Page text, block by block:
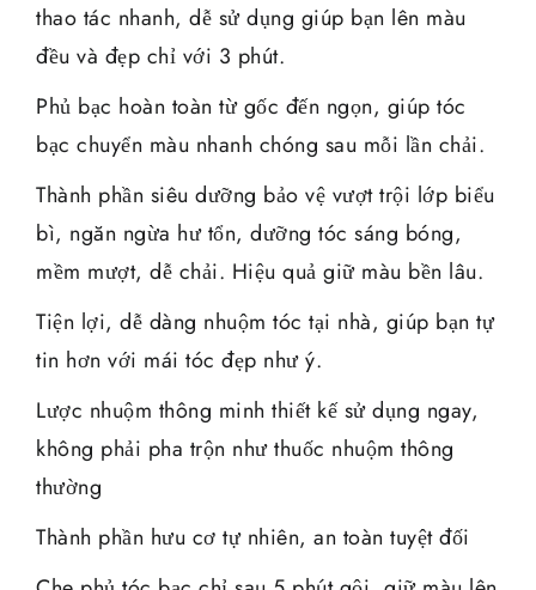
thao tác nhanh, dễ sử dụng giúp bạn lên màu
đều và đẹp chỉ với 3 phút.
Phủ bạc hoàn toàn từ gốc đến ngọn, giúp tóc
bạc chuyển màu nhanh chóng sau mỗi lần chải.
Thành phần siêu dưỡng bảo vệ vượt trội lớp biểu
bì, ngăn ngừa hư tổn, dưỡng tóc sáng bóng,
mềm mượt, dễ chải. Hiệu quả giữ màu bền lâu.
Tiện lợi, dễ dàng nhuộm tóc tại nhà, giúp bạn tự
tin hơn với mái tóc đẹp như ý.
Lược nhuộm thông minh thiết kế sử dụng ngay,
không phải pha trộn như thuốc nhuộm thông
thường
Thành phần hưu cơ tự nhiên, an toàn tuyệt đối